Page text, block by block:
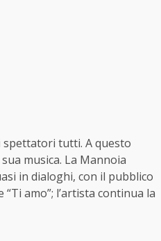
spettatori tutti. A questo
musica. La Mannoia
in dialoghi, con il pubblico
amo”; l’artista continua la